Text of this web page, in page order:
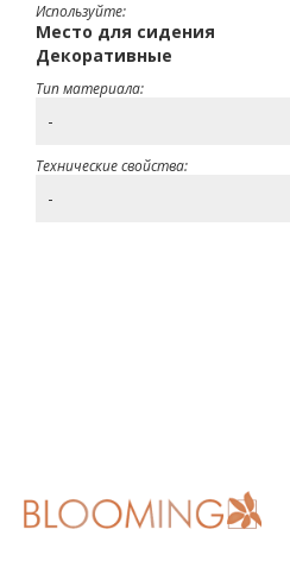
Используйте:
Место для сидения
Декоративные
Тип материала:
-
Технические свойства:
-